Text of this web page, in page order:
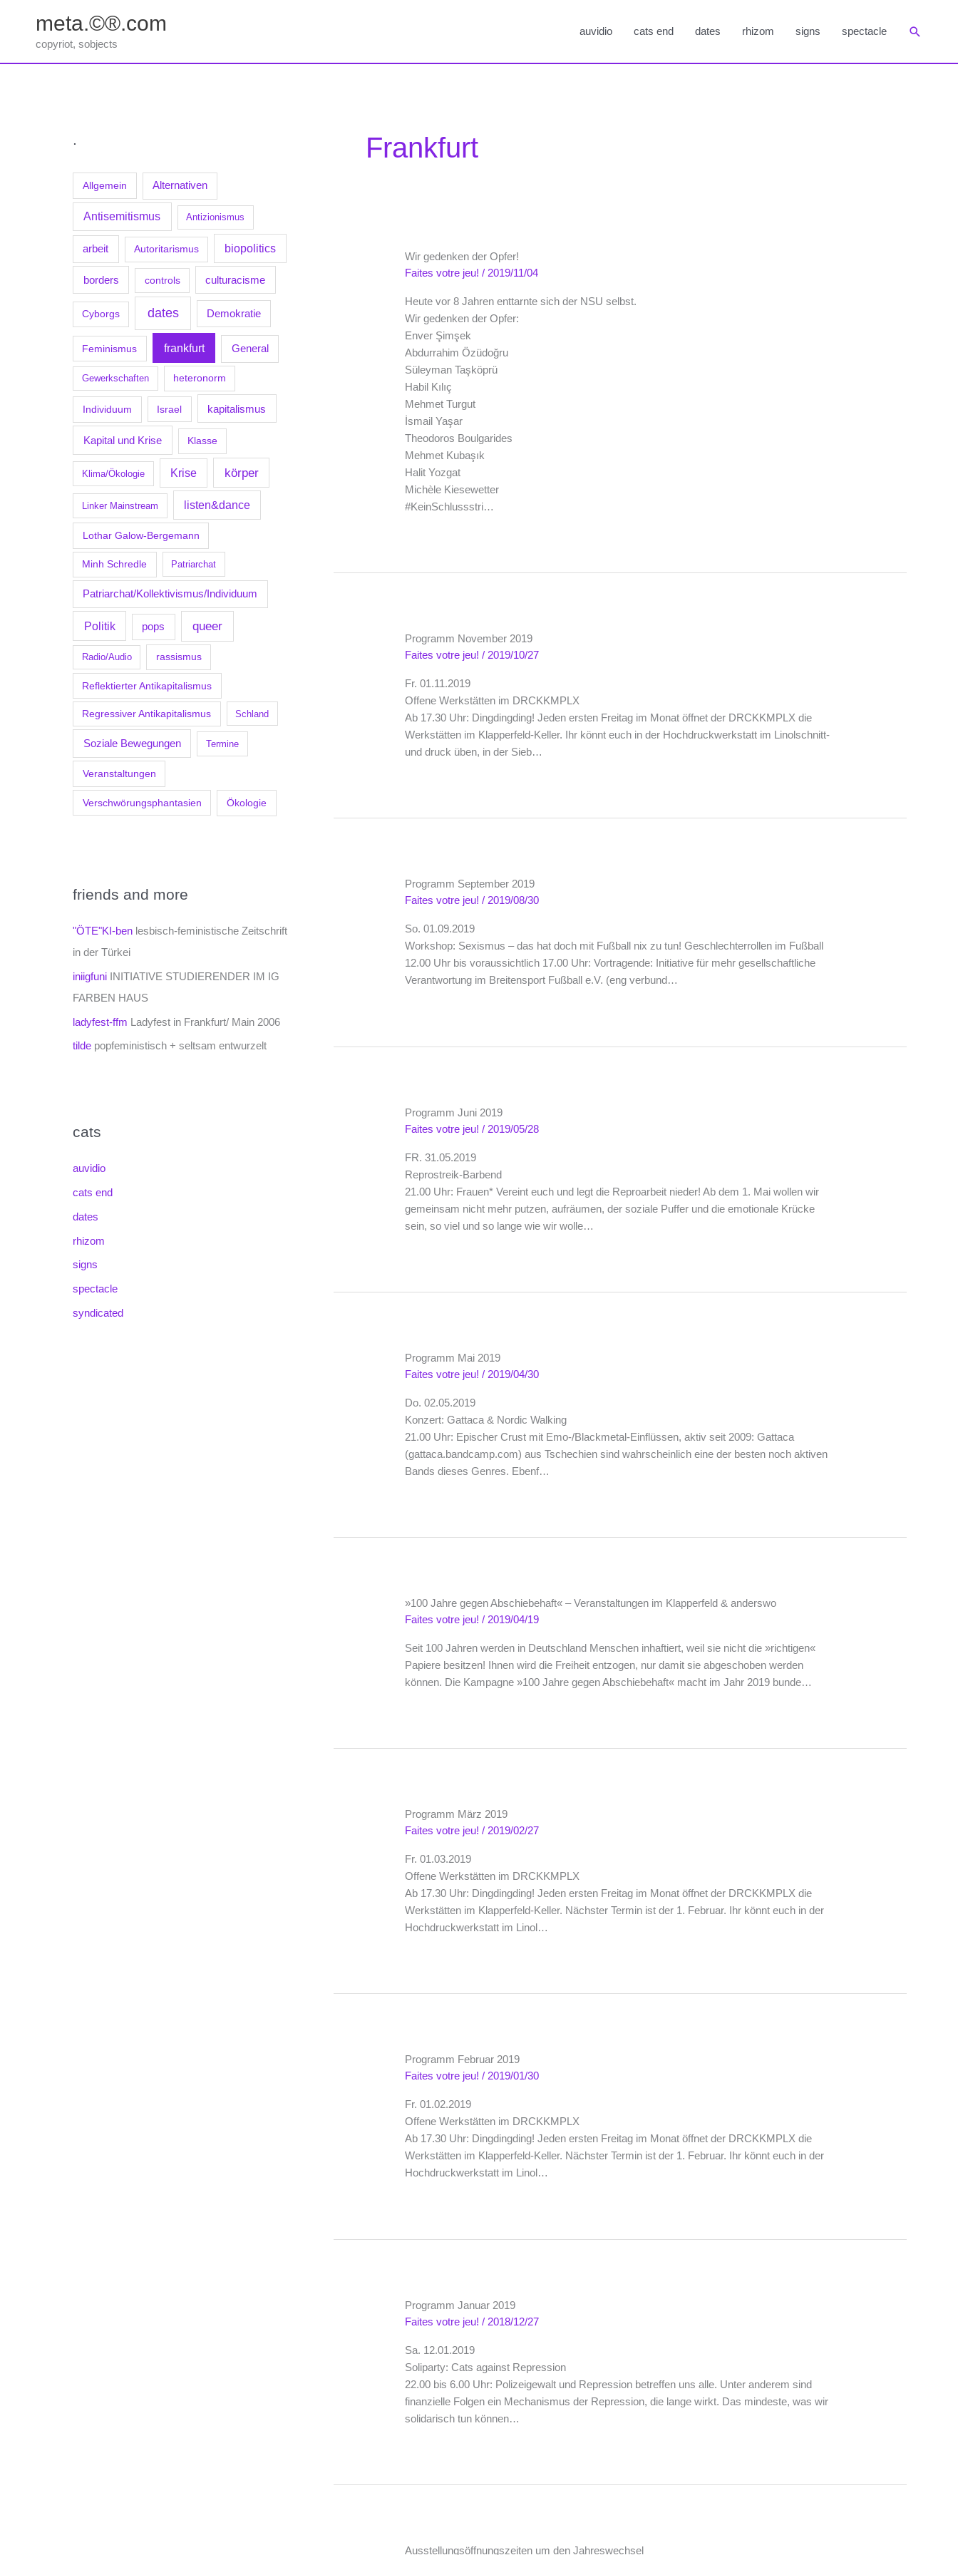
springen
meta.©®.com
copyriot, sobjects
auvidio cats end dates rhizom signs spectacle Suchen
.
Allgemein Alternativen
Antisemitismus Antizionismus
arbeit Autoritarismus biopolitics
borders controls culturacisme
Cyborgs dates Demokratie
Feminismus frankfurt General
Gewerkschaften heteronorm
Individuum Israel kapitalismus
Kapital und Krise Klasse
Klima/Ökologie Krise körper
Linker Mainstream listen&dance
Lothar Galow-Bergemann
Minh Schredle Patriarchat
Patriarchat/Kollektivismus/Individuum
Politik pops queer
Radio/Audio rassismus
Reflektierter Antikapitalismus
Regressiver Antikapitalismus Schland
Soziale Bewegungen Termine
Veranstaltungen
Verschwörungsphantasien Ökologie
friends and more
"ÖTE"KI-ben lesbisch-feministische Zeitschrift
in der Türkei
iniigfuni INITIATIVE STUDIERENDER IM IG
FARBEN HAUS
ladyfest-ffm Ladyfest in Frankfurt/ Main 2006
tilde popfeministisch + seltsam entwurzelt
cats
auvidio
cats end
dates
rhizom
signs
spectacle
syndicated
Frankfurt
Wir gedenken der Opfer!
Faites votre jeu!/ 2019/11/04
Heute vor 8 Jahren enttarnte sich der NSU selbst.
Wir gedenken der Opfer:
Enver Şimşek
Abdurrahim Özüdoğru
Süleyman Taşköprü
Habil Kılıç
Mehmet Turgut
İsmail Yaşar
Theodoros Boulgarides
Mehmet Kubaşık
Halit Yozgat
Michèle Kiesewetter
#KeinSchlussstri…
Programm November 2019
Faites votre jeu!/ 2019/10/27
Fr. 01.11.2019
Offene Werkstätten im DRCKKMPLX
Ab 17.30 Uhr: Dingdingding! Jeden ersten Freitag im Monat öffnet der DRCKKMPLX die
Werkstätten im Klapperfeld-Keller. Ihr könnt euch in der Hochdruckwerkstatt im Linolschnitt-
und druck üben, in der Sieb…
Programm September 2019
Faites votre jeu!/2019/08/30
So. 01.09.2019
Workshop: Sexismus – das hat doch mit Fußball nix zu tun! Geschlechterrollen im Fußball
12.00 Uhr bis voraussichtlich 17.00 Uhr: Vortragende: Initiative für mehr gesellschaftliche
Verantwortung im Breitensport Fußball e.V. (eng verbund…
Programm Juni 2019
Faites votre jeu!/ 2019/05/28
FR. 31.05.2019
Reprostreik-Barbend
21.00 Uhr: Frauen* Vereint euch und legt die Reproarbeit nieder! Ab dem 1. Mai wollen wir
gemeinsam nicht mehr putzen, aufräumen, der soziale Puffer und die emotionale Krücke
sein, so viel und so lange wie wir wolle…
Programm Mai 2019
Faites votre jeu!/ 2019/04/30
Do. 02.05.2019
Konzert: Gattaca & Nordic Walking
21.00 Uhr: Epischer Crust mit Emo-/Blackmetal-Einflüssen, aktiv seit 2009: Gattaca
(gattaca.bandcamp.com) aus Tschechien sind wahrscheinlich eine der besten noch aktiven
Bands dieses Genres. Ebenf…
»100 Jahre gegen Abschiebehaft« – Veranstaltungen im Klapperfeld & anderswo
Faites votre jeu!/ 2019/04/19
Seit 100 Jahren werden in Deutschland Menschen inhaftiert, weil sie nicht die »richtigen«
Papiere besitzen! Ihnen wird die Freiheit entzogen, nur damit sie abgeschoben werden
können. Die Kampagne »100 Jahre gegen Abschiebehaft« macht im Jahr 2019 bunde…
Programm März 2019
Faites votre jeu!/ 2019/02/27
Fr. 01.03.2019
Offene Werkstätten im DRCKKMPLX
Ab 17.30 Uhr: Dingdingding! Jeden ersten Freitag im Monat öffnet der DRCKKMPLX die
Werkstätten im Klapperfeld-Keller. Nächster Termin ist der 1. Februar. Ihr könnt euch in der
Hochdruckwerkstatt im Linol…
Programm Februar 2019
Faites votre jeu!/2019/01/30
Fr. 01.02.2019
Offene Werkstätten im DRCKKMPLX
Ab 17.30 Uhr: Dingdingding! Jeden ersten Freitag im Monat öffnet der DRCKKMPLX die
Werkstätten im Klapperfeld-Keller. Nächster Termin ist der 1. Februar. Ihr könnt euch in der
Hochdruckwerkstatt im Linol…
Programm Januar 2019
Faites votre jeu!/ 2018/12/27
Sa. 12.01.2019
Soliparty: Cats against Repression
22.00 bis 6.00 Uhr: Polizeigewalt und Repression betreffen uns alle. Unter anderem sind
finanzielle Folgen ein Mechanismus der Repression, die lange wirkt. Das mindeste, was wir
solidarisch tun können…
Ausstellungsöffnungszeiten um den Jahreswechsel